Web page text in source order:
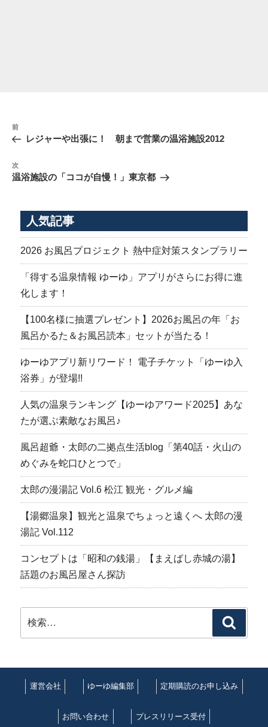
投
稿
ビ
ゲ
ン
前
の
稿
前
レジャーや出張に！ 朝まで営業の温浴施設2012
次
の
次
温浴施設の「ココが自慢！」東京都
人気記事
2026 お風呂プロジェクト 熱中症対策スタンプラリー
「得する温泉情報 ゆーゆ」アプリがさらにお得に進
化します！
【100名様に抽選プレゼント】2026お風呂の年「お
風呂かるた＆お風呂読本」セットが当たる！
ゆーゆアプリ新リワード！ 電子チケット「ゆーゆ入
浴券」が登場!!
人気の温泉ランキング【ゆーゆアワード2025】あな
たが選ぶ素敵なお風呂♪
風呂超爺・太郎の二拠点生活blog「第40話・火山の
めぐみを蛇口ひとつで」
太郎の漫湯記 Vol.6 松江 観光・グルメ編
【湯郷温泉】観光と温泉でちょっと遠くへ 太郎の漫
湯記 Vol.112
コンセプトは「昭和の銭湯」【まえばし赤城の湯】
話題のお風呂屋さん探訪
索
運営会社 ゆーゆ編集部 定期購読のお申し込み
お問い合わせ プレスリリース受付